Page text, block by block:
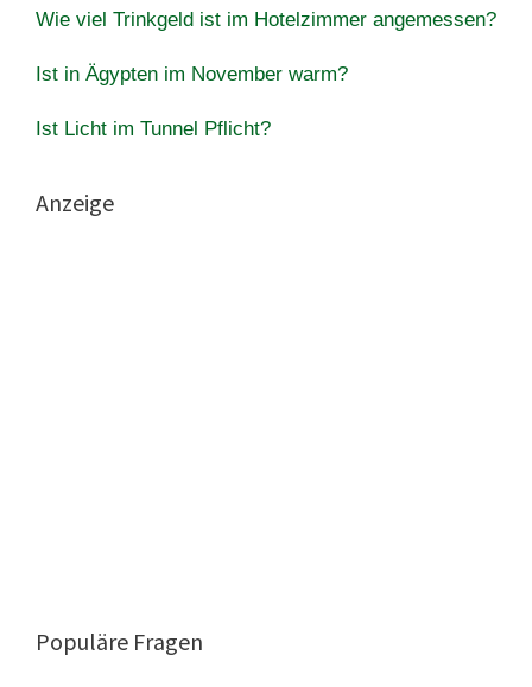
Wie viel Trinkgeld ist im Hotelzimmer angemessen?
Ist in Ägypten im November warm?
Ist Licht im Tunnel Pflicht?
Anzeige
Populäre Fragen